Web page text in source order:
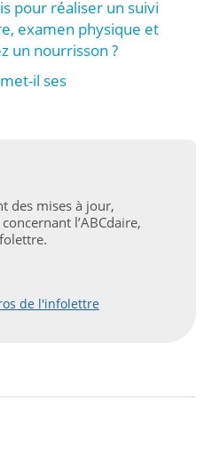
pour réaliser un suivi
examen physique et
un nourrisson ?
il ses
des mises à jour,
l’ABCdaire,
de l'infolettre